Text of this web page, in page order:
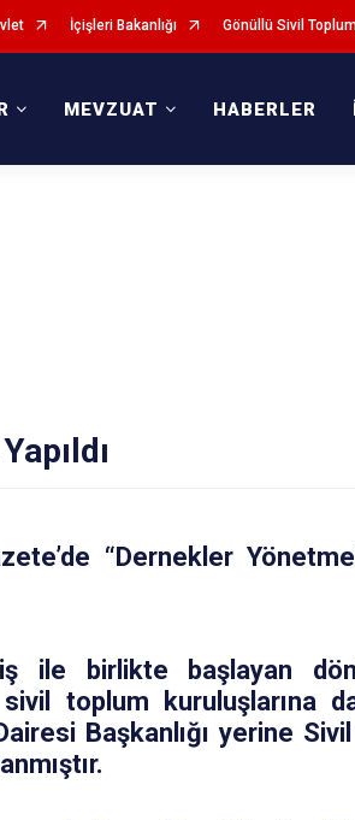
İçişleri Bakanlığı Gönüllü Sivil
MEVZUAT HABERLER
“Dernekler
ile birlikte başlayan
toplum kuruluşlarına
Başkanlığı yerine